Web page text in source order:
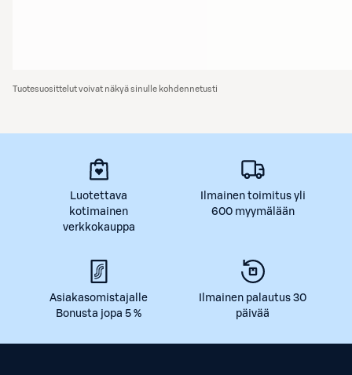
Tuotesuosittelut voivat näkyä sinulle kohdennetusti
Luotettava
kotimainen
verkkokauppa
Ilmainen toimitus yli
600 myymälään
Asiakasomistajalle
Bonusta jopa 5 %
Ilmainen palautus 30
päivää